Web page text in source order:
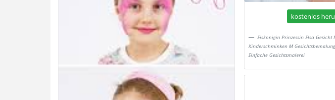
kostenlos
Eiskonigin Prinzessin Elsa
Kinderschminken M
Einfache Gesichtsmalerei